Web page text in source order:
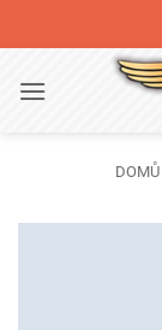
na
DOMŮ